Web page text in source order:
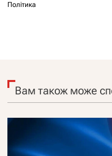
Політика
Вам також може